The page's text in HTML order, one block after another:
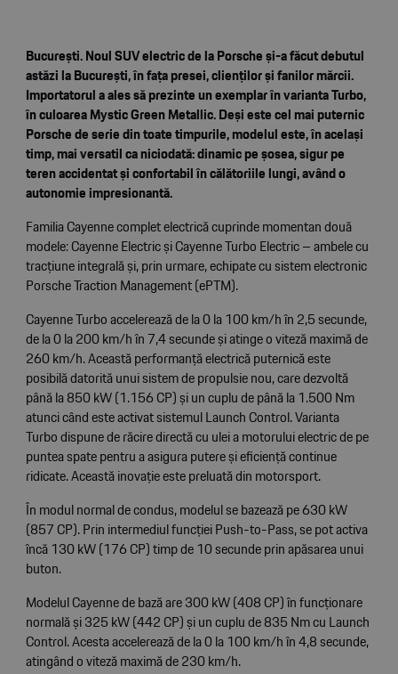
București. Noul SUV electric de la Porsche și-a făcut debutul
astăzi la București, în fața presei, clienților și fanilor mărcii.
Importatorul a ales să prezinte un exemplar în varianta Turbo,
în culoarea Mystic Green Metallic. Deși este cel mai puternic
Porsche de serie din toate timpurile, modelul este, în același
timp, mai versatil ca niciodată: dinamic pe șosea, sigur pe
teren accidentat și confortabil în călătoriile lungi, având o
autonomie impresionantă.
Familia Cayenne complet electrică cuprinde momentan două
modele: Cayenne Electric și Cayenne Turbo Electric – ambele cu
tracțiune integrală și, prin urmare, echipate cu sistem electronic
Porsche Traction Management (ePTM).
Cayenne Turbo accelerează de la 0 la 100 km/h în 2,5 secunde,
de la 0 la 200 km/h în 7,4 secunde și atinge o viteză maximă de
260 km/h. Această performanță electrică puternică este
posibilă datorită unui sistem de propulsie nou, care dezvoltă
până la 850 kW (1.156 CP) și un cuplu de până la 1.500 Nm
atunci când este activat sistemul Launch Control. Varianta
Turbo dispune de răcire directă cu ulei a motorului electric de pe
puntea spate pentru a asigura putere și eficiență continue
ridicate. Această inovație este preluată din motorsport.
În modul normal de condus, modelul se bazează pe 630 kW
(857 CP). Prin intermediul funcției Push-to-Pass, se pot activa
încă 130 kW (176 CP) timp de 10 secunde prin apăsarea unui
buton.
Modelul Cayenne de bază are 300 kW (408 CP) în funcționare
normală și 325 kW (442 CP) și un cuplu de 835 Nm cu Launch
Control. Acesta accelerează de la 0 la 100 km/h în 4,8 secunde,
atingând o viteză maximă de 230 km/h.